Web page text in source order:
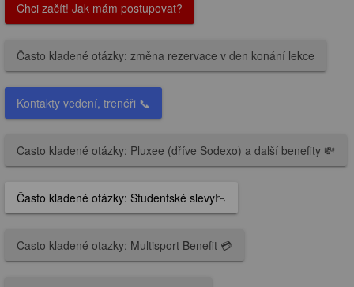
Chci začít! Jak mám postupovat?
Často kladené otázky: změna rezervace v den konání lekce
Kontakty vedení, trenéři 📞
Často kladené otázky: Pluxee (dříve Sodexo) a další benefity 💸
Často kladené otázky: Studentské slevy📉
Často kladené otazky: Multisport Benefit 💳